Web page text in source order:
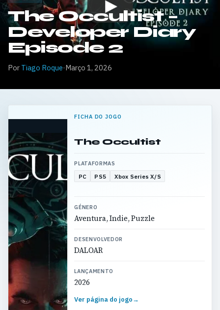
The Occultist –
Developer Diary
Episode 2
Por Tiago Roque·Março 1, 2026
FICHA DO JOGO
The Occultist
PLATAFORMAS
PC PS5 Xbox Series X/S
GÉNERO
Aventura, Indie, Puzzle
DESENVOLVEDOR
DALOAR
LANÇAMENTO
2026
Ver página do jogo→